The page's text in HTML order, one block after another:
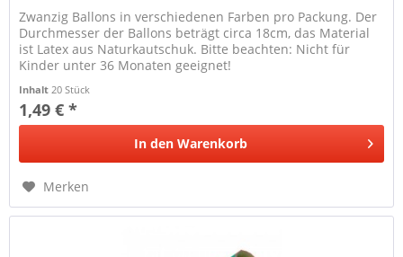
Zwanzig Ballons in verschiedenen Farben pro Packung. Der
Durchmesser der Ballons beträgt circa 18cm, das Material
ist Latex aus Naturkautschuk. Bitte beachten: Nicht für
Kinder unter 36 Monaten geeignet!
Inhalt20 Stück
1,49 € *
In den Warenkorb
Merken